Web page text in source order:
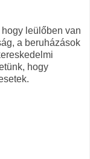
leülőben van
a beruházások
hogy